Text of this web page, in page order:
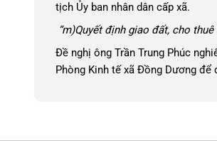
tịch Ủy ban nhân dân cấp xã.
“m)Quyết định giao đất, cho
Đề nghị ông Trần Trung Phúc
Phòng Kinh tế xã Đồng Dương để